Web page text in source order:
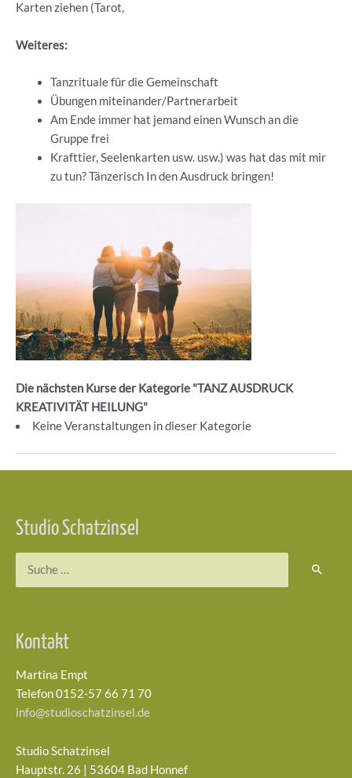
Karten ziehen (Tarot,
Weiteres:
Tanzrituale für die Gemeinschaft
Übungen miteinander/Partnerarbeit
Am Ende immer hat jemand einen Wunsch an die
Gruppe frei
Krafttier, Seelenkarten usw. usw.) was hat das mit mir
zu tun? Tänzerisch In den Ausdruck bringen!
Die nächsten Kurse der Kategorie "TANZ AUSDRUCK
KREATIVITÄT HEILUNG"
Keine Veranstaltungen in dieser Kategorie
Studio Schatzinsel
Kontakt
Martina Empt
Telefon 0152-57 66 71 70
info@studioschatzinsel.de
Studio Schatzinsel
Hauptstr. 26 | 53604 Bad Honnef